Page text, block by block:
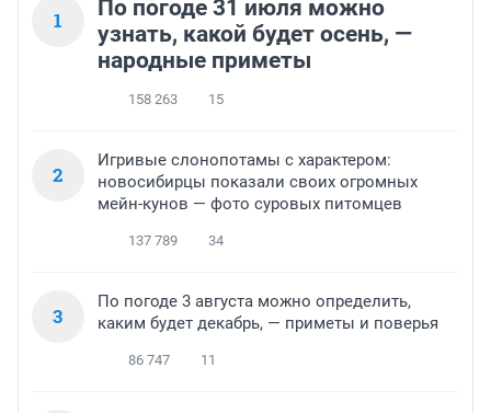
1
По погоде 31 июля можно
узнать, какой будет осень, —
народные приметы
158 263 15
2
Игривые слонопотамы с характером:
новосибирцы показали своих огромных
мейн-кунов — фото суровых питомцев
137 789 34
3
По погоде 3 августа можно определить,
каким будет декабрь, — приметы и поверья
86 747 11